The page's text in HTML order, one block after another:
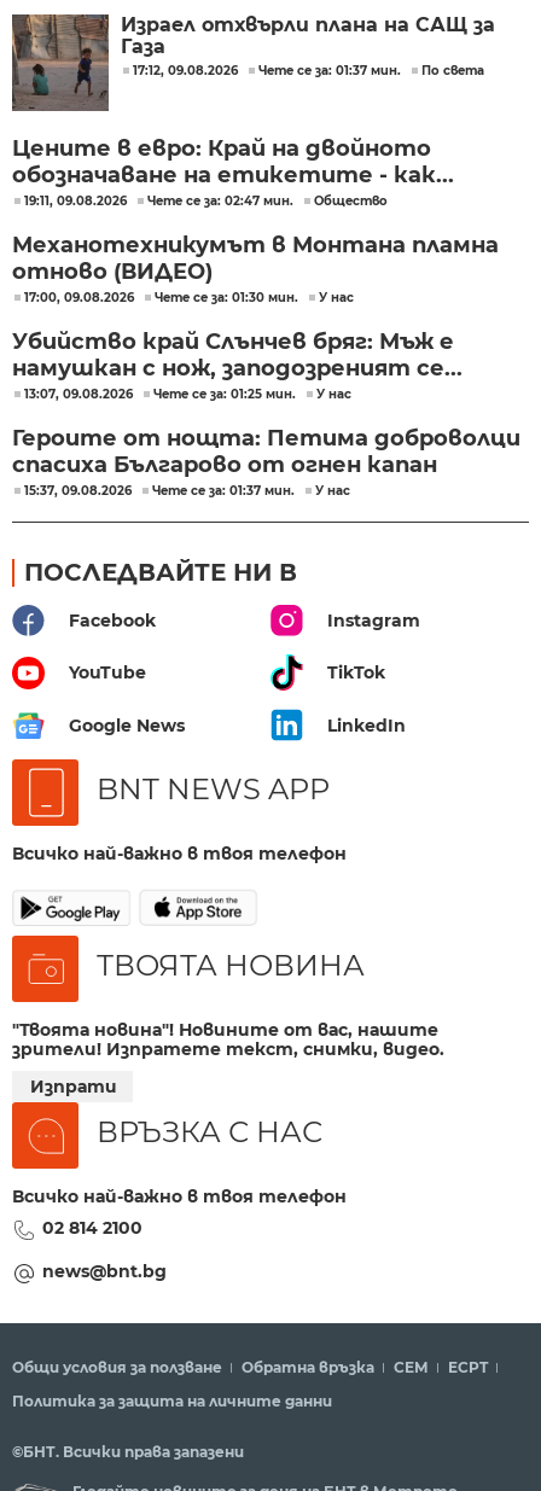
Израел отхвърли плана на САЩ за
Газа
17:12, 09.08.2026 Чете се за: 01:37 мин. По света
Цените в евро: Край на двойното
обозначаване на етикетите - как...
19:11, 09.08.2026 Чете се за: 02:47 мин. Общество
Механотехникумът в Монтана пламна
отново (ВИДЕО)
17:00, 09.08.2026 Чете се за: 01:30 мин. У нас
Убийство край Слънчев бряг: Мъж е
намушкан с нож, заподозреният се...
13:07, 09.08.2026 Чете се за: 01:25 мин. У нас
Героите от нощта: Петима доброволци
спасиха Българово от огнен капан
15:37, 09.08.2026 Чете се за: 01:37 мин. У нас
ПОСЛЕДВАЙТЕ НИ В
Facebook Instagram
YouTube TikTok
Google News LinkedIn
BNT NEWS APP
Всичко най-важно в твоя телефон
ТВОЯТА НОВИНА
"Твоята новина"! Новините от вас, нашите
зрители! Изпратете текст, снимки, видео.
Изпрати
ВРЪЗКА С НАС
Всичко най-важно в твоя телефон
02 814 2100
news@bnt.bg
Общи условия за ползване Обратна връзка СЕМ
ECPT
Политика за защита на личните данни
©БНТ. Всички права запазени